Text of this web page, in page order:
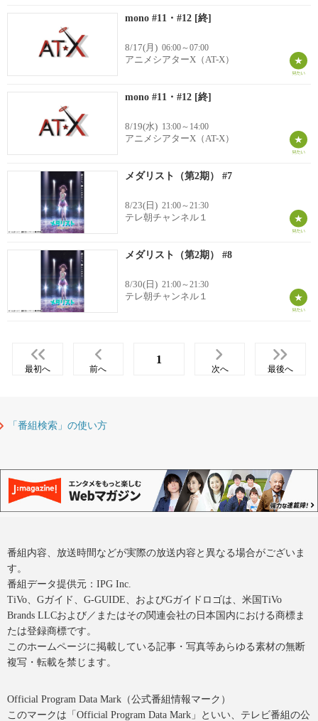
mono #11・#12 [終]
8/17(月) 06:00～07:00
アニメシアターX（AT-X）
mono #11・#12 [終]
8/19(水) 13:00～14:00
アニメシアターX（AT-X）
メダリスト（第2期） #7
8/23(日) 21:00～21:30
テレ朝チャンネル１
メダリスト（第2期） #8
8/30(日) 21:00～21:30
テレ朝チャンネル１
最初へ 前へ
1
次へ 最後へ
「番組検索」の使い方
番組内容、放送時間などが実際の放送内容と異なる場合がございま
す。
番組データ提供元：IPG Inc.
TiVo、Gガイド、G-GUIDE、およびGガイドロゴは、米国TiVo
Brands LLCおよび／またはその関連会社の日本国内における商標ま
たは登録商標です。
このホームページに掲載している記事・写真等あらゆる素材の無断
複写・転載を禁じます。
Official Program Data Mark（公式番組情報マーク）
このマークは「Official Program Data Mark」といい、テレビ番組の公